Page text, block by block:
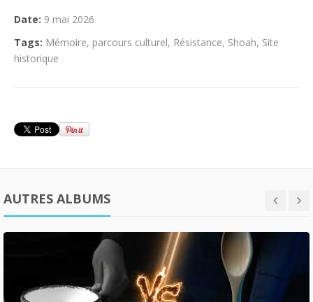
Date: 9 mai 2026
Tags: Mémoire, parcours culturel, Résistance, Shoah, Site
historique
AUTRES ALBUMS